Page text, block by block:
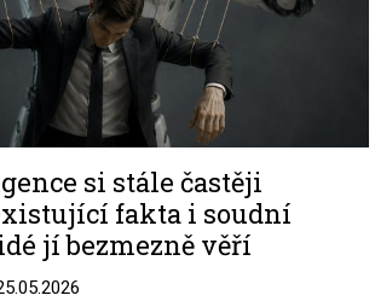
si stále častěji
fakta i soudní
jí bezmezně věří